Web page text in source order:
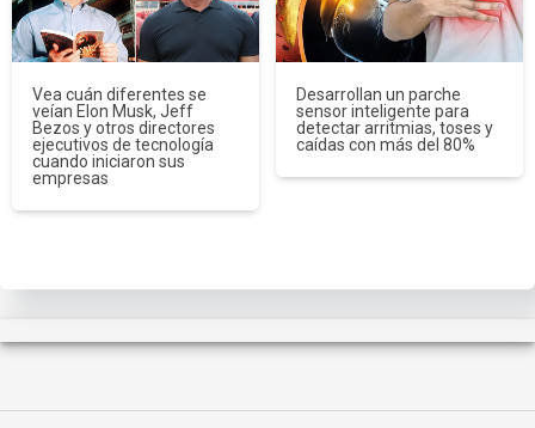
Vea cuán diferentes se
veían Elon Musk, Jeff
Bezos y otros directores
ejecutivos de tecnología
cuando iniciaron sus
empresas
Desarrollan un parche
sensor inteligente para
detectar arritmias, toses y
caídas con más del 80%